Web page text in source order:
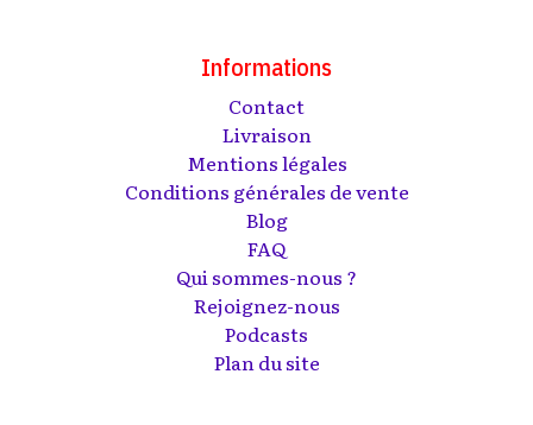
Informations
Contact
Livraison
Mentions légales
Conditions générales de vente
Blog
FAQ
Qui sommes-nous ?
Rejoignez-nous
Podcasts
Plan du site